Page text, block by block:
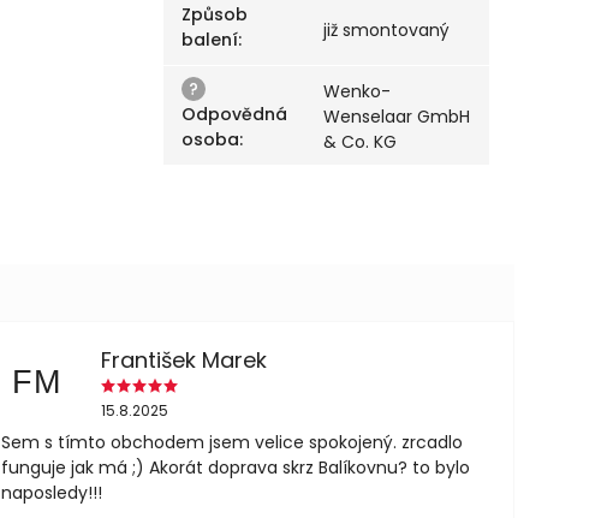
Způsob
balení: již smontovaný
?
Odpovědná
osoba:
Wenko-
Wenselaar GmbH
& Co. KG
FM
František Marek
15.8.2025
Sem s tímto obchodem jsem velice spokojený. zrcadlo
funguje jak má ;) Akorát doprava skrz Balíkovnu? to bylo
naposledy!!!